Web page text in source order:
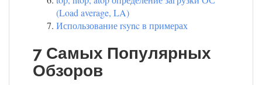
(Load average, LA)
Использование rsync в примерах
7 Самых Популярных
Обзоров